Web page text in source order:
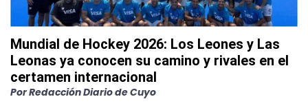
Mundial de Hockey 2026: Los Leones y Las
Leonas ya conocen su camino y rivales en el
certamen internacional
PorRedacción Diario de Cuyo